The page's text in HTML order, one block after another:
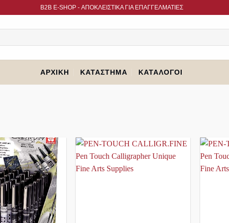
B2B Ε-SHOP - ΑΠΟΚΛΕΙΣΤΙΚΑ ΓΙΑ ΕΠΑΓΓΕΛΜΑΤΙΕΣ
ΑΡΧΙΚΉ ΚΑΤΆΣΤΗΜΑ ΚΑΤΆΛΟΓΟΙ